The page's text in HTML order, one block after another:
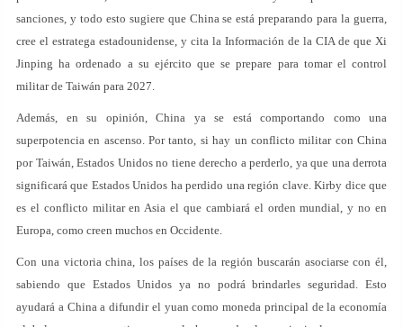
sanciones, y todo esto sugiere que China se está preparando para la guerra,
cree el estratega estadounidense, y cita la Información de la CIA de que Xi
Jinping ha ordenado a su ejército que se prepare para tomar el control
militar de Taiwán para 2027.
Además, en su opinión, China ya se está comportando como una
superpotencia en ascenso. Por tanto, si hay un conflicto militar con China
por Taiwán, Estados Unidos no tiene derecho a perderlo, ya que una derrota
significará que Estados Unidos ha perdido una región clave. Kirby dice que
es el conflicto militar en Asia el que cambiará el orden mundial, y no en
Europa, como creen muchos en Occidente.
Con una victoria china, los países de la región buscarán asociarse con él,
sabiendo que Estados Unidos ya no podrá brindarles seguridad. Esto
ayudará a China a difundir el yuan como moneda principal de la economía